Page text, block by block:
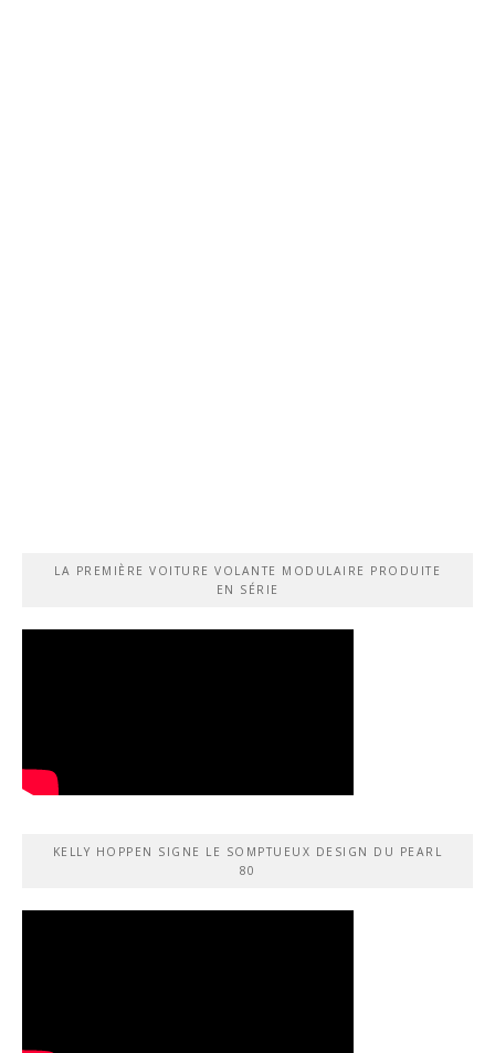
LA PREMIÈRE VOITURE VOLANTE MODULAIRE PRODUITE
EN SÉRIE
KELLY HOPPEN SIGNE LE SOMPTUEUX DESIGN DU PEARL
80